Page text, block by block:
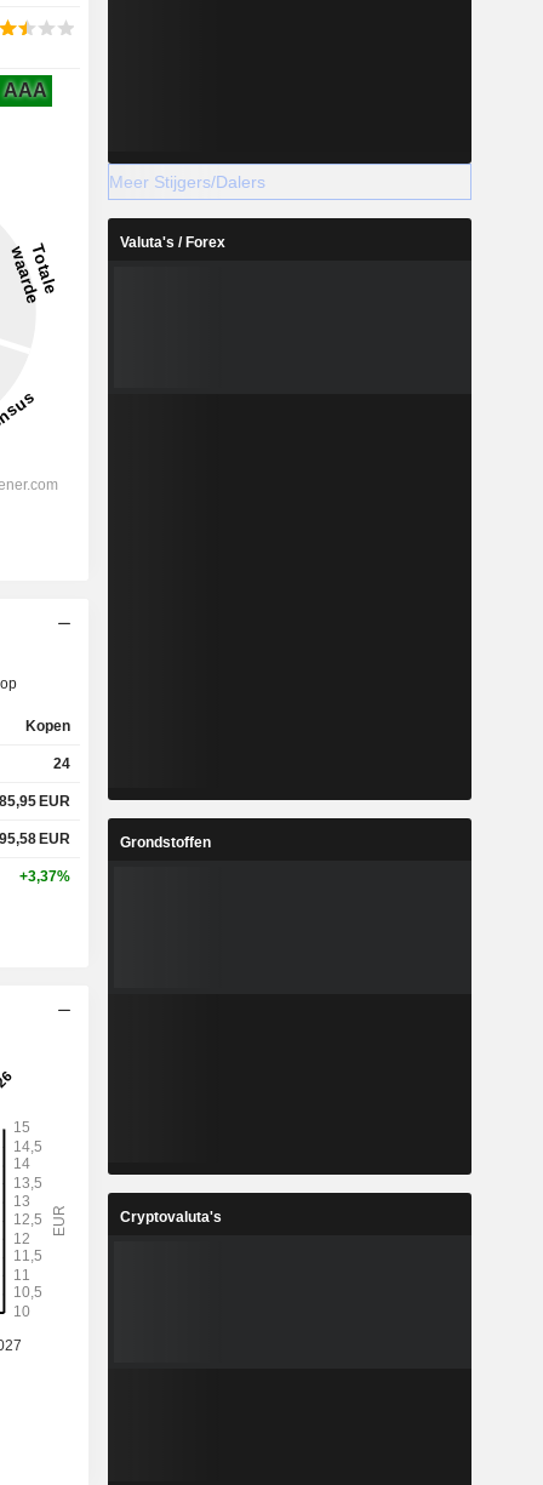
AAA
Kopen
24
EUR
EUR
+3,37%
Meer Stijgers/Dalers
Valuta's / Forex
Grondstoffen
Cryptovaluta's